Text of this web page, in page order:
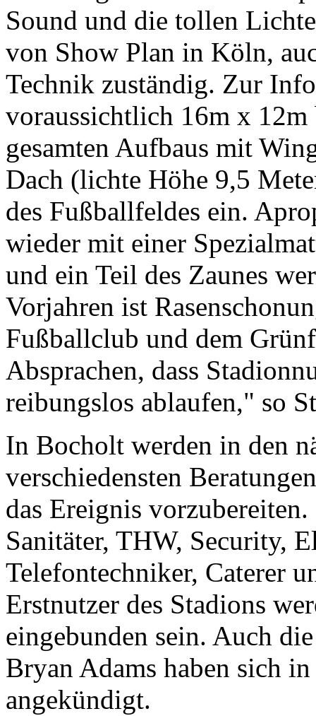
Sound und die tollen
von Show Plan in Köln,
Technik zuständig. Zur
voraussichtlich 16m x 12m
gesamten Aufbaus mit
Dach (lichte Höhe 9,5
des Fußballfeldes ein.
wieder mit einer
und ein Teil des Zaunes
Vorjahren ist
Fußballclub und dem
Absprachen, dass
reibungslos ablaufen," so
In Bocholt werden in den
verschiedensten
das Ereignis
Sanitäter, THW, Security,
Telefontechniker, Caterer
Erstnutzer des Stadions
eingebunden sein. Auch
Bryan Adams haben sich
angekündigt.